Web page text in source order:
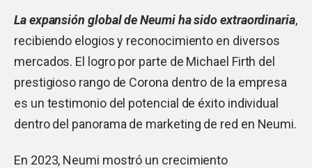
La expansión global de Neumi ha sido extraordinaria,
recibiendo elogios y reconocimiento en diversos
mercados. El logro por parte de Michael Firth del
prestigioso rango de Corona dentro de la empresa
es un testimonio del potencial de éxito individual
dentro del panorama de marketing de red en Neumi.
En 2023, Neumi mostró un crecimiento